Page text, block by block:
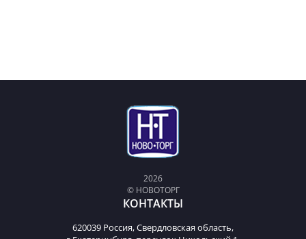
2026
© НОВОТОРГ
КОНТАКТЫ
620039 Россия, Свердловская область,